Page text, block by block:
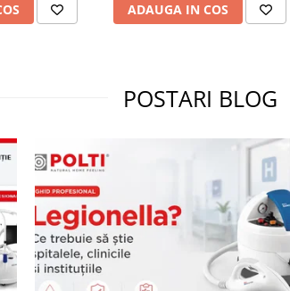
ADAUGA IN COS
POSTARI BLOG